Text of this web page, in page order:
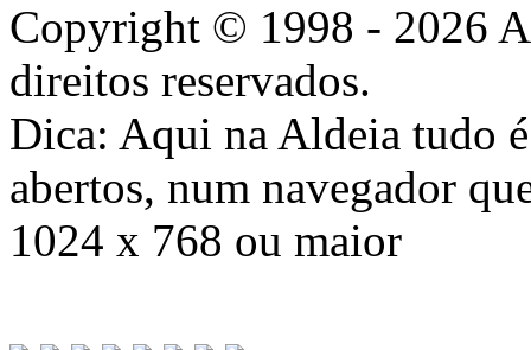
Copyright © 1998 - 2026
direitos reservados.
Dica: Aqui na Aldeia tudo
abertos, num navegador
1024 x 768 ou maior